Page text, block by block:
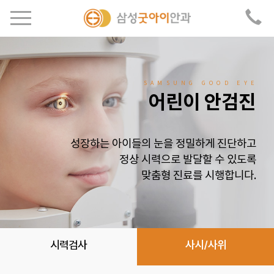
SAMSUNG GOOD EYE
어린이 안검진
성장하는 아이들의 눈을 정밀하게 진단하고
정상 시력으로 발달할 수 있도록
맞춤형 진료를 시행합니다.
시력검사 사시/사위